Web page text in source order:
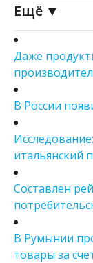
Ещё ▼
Даже
В России
итальянский
Составлен
В Румынии
товары за